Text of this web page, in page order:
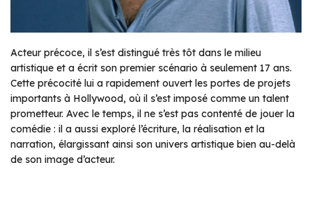
Acteur précoce, il s’est distingué très tôt dans le milieu
artistique et a écrit son premier scénario à seulement 17 ans.
Cette précocité lui a rapidement ouvert les portes de projets
importants à Hollywood, où il s’est imposé comme un talent
prometteur. Avec le temps, il ne s’est pas contenté de jouer la
comédie : il a aussi exploré l’écriture, la réalisation et la
narration, élargissant ainsi son univers artistique bien au-delà
de son image d’acteur.